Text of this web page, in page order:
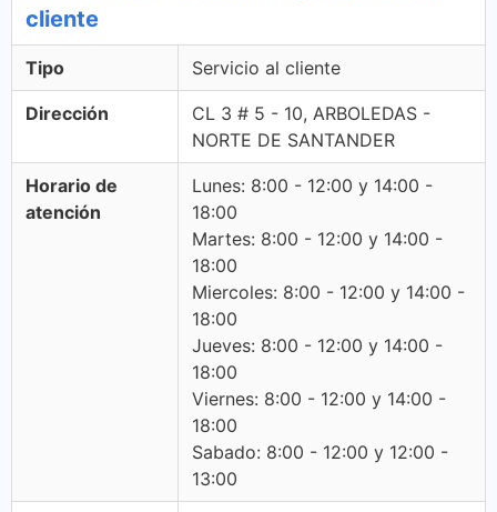
cliente
Tipo Servicio al cliente
Dirección
CL 3 # 5 - 10, ARBOLEDAS -
NORTE DE SANTANDER
Horario de
atención
Lunes: 8:00 - 12:00 y 14:00 -
18:00
Martes: 8:00 - 12:00 y 14:00 -
18:00
Miercoles: 8:00 - 12:00 y 14:00 -
18:00
Jueves: 8:00 - 12:00 y 14:00 -
18:00
Viernes: 8:00 - 12:00 y 14:00 -
18:00
Sabado: 8:00 - 12:00 y 12:00 -
13:00